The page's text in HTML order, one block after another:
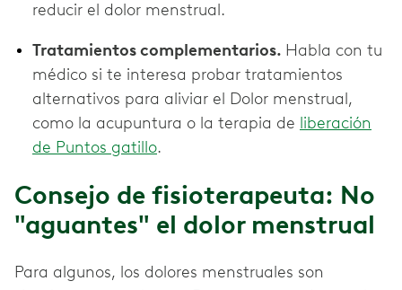
reducir el dolor menstrual.
Tratamientos complementarios. Habla con tu
médico si te interesa probar tratamientos
alternativos para aliviar el Dolor menstrual,
como la acupuntura o la terapia de liberación
de Puntos gatillo.
Consejo de fisioterapeuta: No
"aguantes" el dolor menstrual
Para algunos, los dolores menstruales son